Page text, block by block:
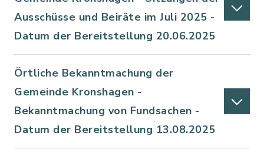
Ausschüsse und Beiräte im Juli 2025 -
Datum der Bereitstellung 20.06.2025
Örtliche Bekanntmachung der
Gemeinde Kronshagen -
Bekanntmachung von Fundsachen -
Datum der Bereitstellung 13.08.2025